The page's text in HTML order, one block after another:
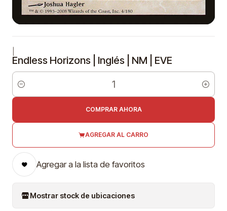
Endless Horizons | Inglés | NM | EVE
Cantidad
AGREGAR AL CARRO
COMPRAR AHORA
Agregar a la lista de favoritos
Mostrar stock de ubicaciones